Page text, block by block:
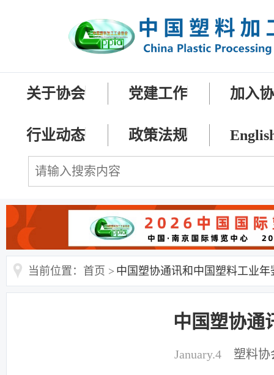
关于协会 党建工作 加入
行业动态 政策法规
当前位置：首页 > 中国塑协通讯和中国塑料工业年
中国塑协通
January.4 塑料协